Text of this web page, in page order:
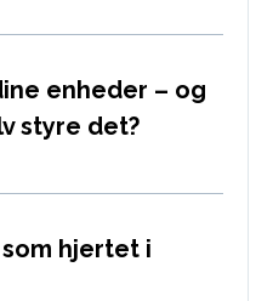
enheder – og
styre det?
hjertet i